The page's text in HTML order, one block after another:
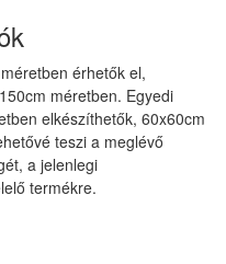
érhetők el,
méretben. Egyedi
elkészíthetők, 60x60cm
teszi a meglévő
a jelenlegi
termékre.